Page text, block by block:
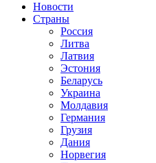
Новости
Страны
Россия
Литва
Латвия
Эстония
Беларусь
Украина
Молдавия
Германия
Грузия
Дания
Норвегия